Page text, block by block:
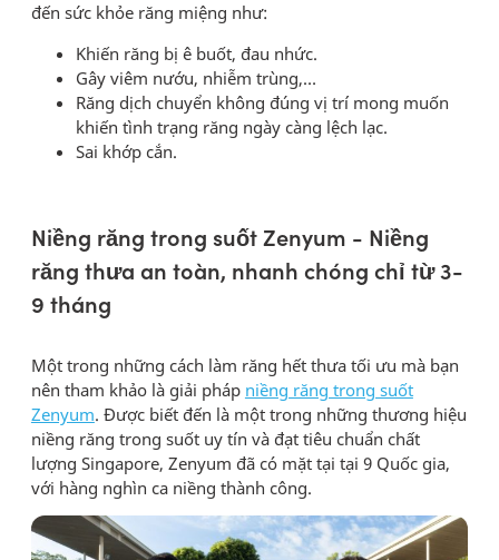
đến sức khỏe răng miệng như:
Khiến răng bị ê buốt, đau nhức.
Gây viêm nướu, nhiễm trùng,…
Răng dịch chuyển không đúng vị trí mong muốn
khiến tình trạng răng ngày càng lệch lạc.
Sai khớp cắn.
Niềng răng trong suốt Zenyum - Niềng
răng thưa an toàn, nhanh chóng chỉ từ 3-
9 tháng
Một trong những cách làm răng hết thưa tối ưu mà bạn
nên tham khảo là giải pháp niềng răng trong suốt
Zenyum. Được biết đến là một trong những thương hiệu
niềng răng trong suốt uy tín và đạt tiêu chuẩn chất
lượng Singapore, Zenyum đã có mặt tại tại 9 Quốc gia,
với hàng nghìn ca niềng thành công.